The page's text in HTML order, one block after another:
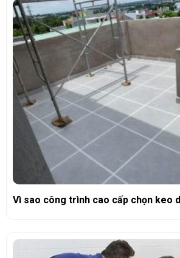
Vì sao công trình cao cấp chọn keo